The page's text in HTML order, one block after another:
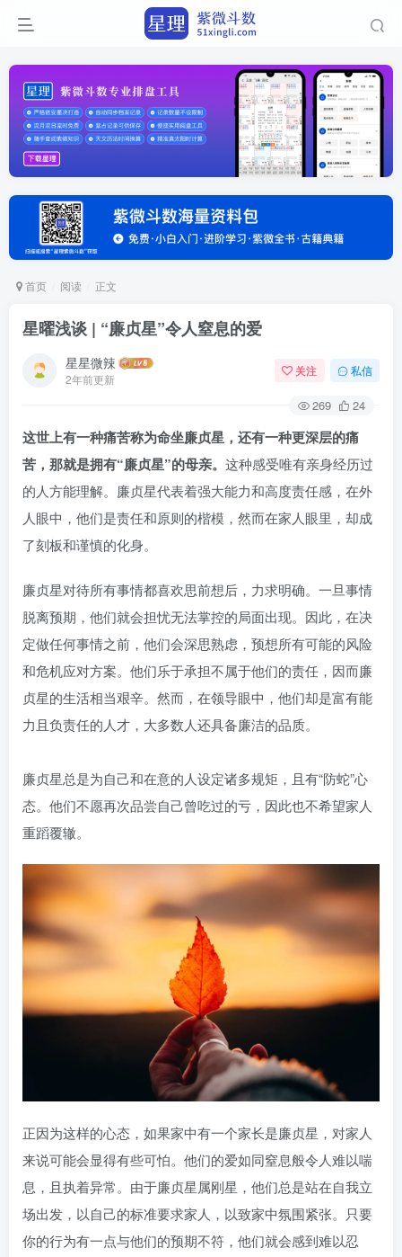
首页 阅读 正文
星曜浅谈 | “廉贞星”令人窒息的爱
星星微辣
2年前更新
关注 私信
269 24
这世上有一种痛苦称为命坐廉贞星，还有一种更深层的痛
苦，那就是拥有“廉贞星”的母亲。 这种感受唯有亲身经历过
的人方能理解。廉贞星代表着强大能力和高度责任感，在外
人眼中，他们是责任和原则的楷模，然而在家人眼里，却成
了刻板和谨慎的化身。
廉贞星对待所有事情都喜欢思前想后，力求明确。一旦事情
脱离预期，他们就会担忧无法掌控的局面出现。因此，在决
定做任何事情之前，他们会深思熟虑，预想所有可能的风险
和危机应对方案。他们乐于承担不属于他们的责任，因而廉
贞星的生活相当艰辛。然而，在领导眼中，他们却是富有能
力且负责任的人才，大多数人还具备廉洁的品质。
廉贞星总是为自己和在意的人设定诸多规矩，且有“防蛇”心
态。他们不愿再次品尝自己曾吃过的亏，因此也不希望家人
重蹈覆辙。
正因为这样的心态，如果家中有一个家长是廉贞星，对家人
来说可能会显得有些可怕。他们的爱如同窒息般令人难以喘
息，且执着异常。由于廉贞星属刚星，他们总是站在自我立
场出发，以自己的标准要求家人，以致家中氛围紧张。只要
你的行为有一点与他们的预期不符，他们就会感到难以忍